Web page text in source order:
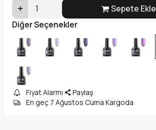
Sepete Ekle
Diğer Seçenekler
Fiyat Alarmı
Paylaş
En geç 7 Ağustos Cuma Kargoda